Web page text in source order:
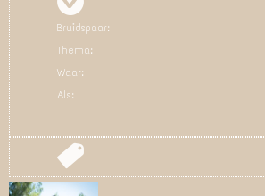
Bruidspaar:
Thema:
Waar:
Als: